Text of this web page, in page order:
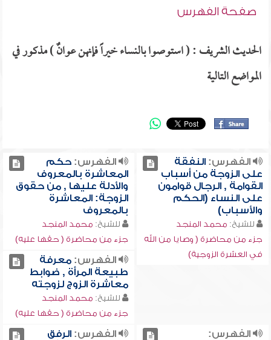
صفحة الفهرس
الحديث الشريف : ( استوصوا بالنساء خيراً فإنهن عوانٌ ) مذكور في
المواضع التالية
الفهرس:النفقة
على الزوجة من أسباب
القوامة , الرجال قوامون
على النساء (الحكم
والأسباب)
للشيخ: محمد المنجد
جزء من محاضرة ( وصايا من الله
في العشرة الزوجية)
الفهرس:حكم
المعاشرة بالمعروف
والأدلة عليها , من حقوق
الزوجة: المعاشرة
بالمعروف
للشيخ: محمد المنجد
جزء من محاضرة ( حقها عليه)
الفهرس:معرفة
طبيعة المرأة , ضوابط
معاشرة الزوج لزوجته
للشيخ: محمد المنجد
جزء من محاضرة ( حقها عليه)
الفهرس:
الفهرس:الرفق